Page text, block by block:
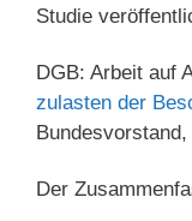
Studie
DGB: Arbeit auf
zulasten der
Der